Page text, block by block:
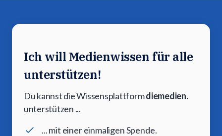
Ich will Medienwissen für alle
unterstützen!
Du kannst die Wissensplattformdiemedien.
unterstützen ...
... mit einer einmaligen Spende.